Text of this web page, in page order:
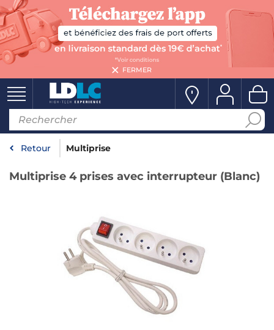
FERMER
Retour Multiprise
Multiprise 4 prises avec interrupteur (Blanc)